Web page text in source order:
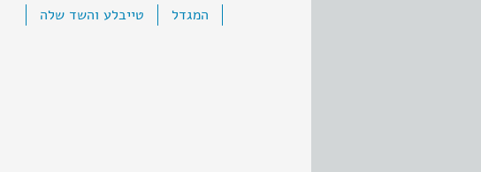
המגדל טייבלע והשד שלה